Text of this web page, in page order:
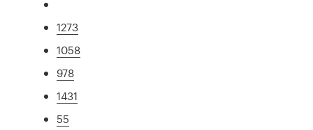
1273
1058
978
1431
55